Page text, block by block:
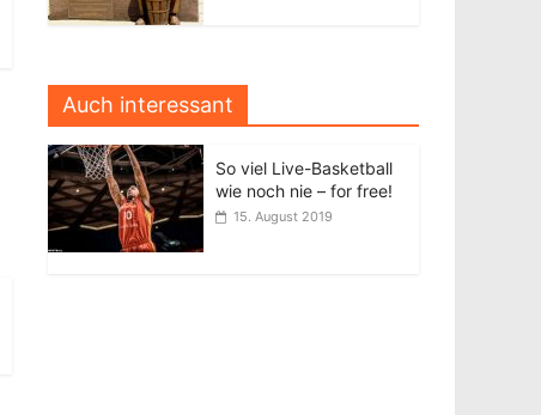
Auch interessant
So viel Live-Basketball
wie noch nie – for free!
15. August 2019